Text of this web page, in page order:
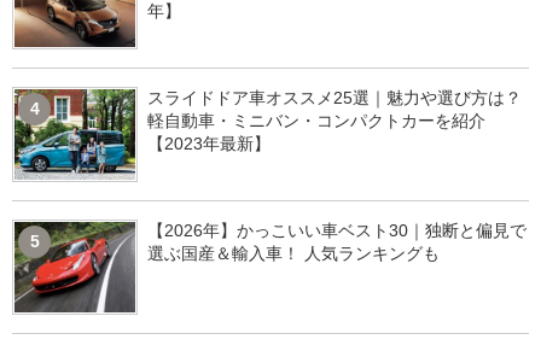
年】
4
スライドドア車オススメ25選｜魅力や選び方は？
軽自動車・ミニバン・コンパクトカーを紹介
【2023年最新】
5
【2026年】かっこいい車ベスト30｜独断と偏見で
選ぶ国産＆輸入車！ 人気ランキングも